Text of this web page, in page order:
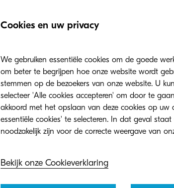
Cookies en uw privacy
We gebruiken essentiële cookies om de goede
om beter te begrijpen hoe onze website wordt
stemmen op de bezoekers van onze website. U
selecteer 'Alle cookies accepteren' om door te
akkoord met het opslaan van deze cookies op
essentiële cookies' te selecteren. In dat geval
Bekijk onze Cookieverklaring